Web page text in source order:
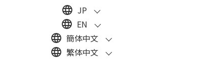
JP
EN
簡体中文
繁体中文